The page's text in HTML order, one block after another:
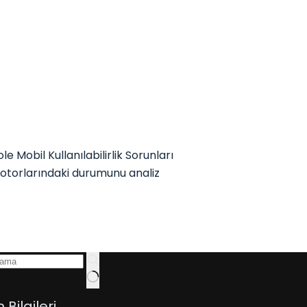
Mobil Kullanılabilirlik Sorunları
durumunu analiz